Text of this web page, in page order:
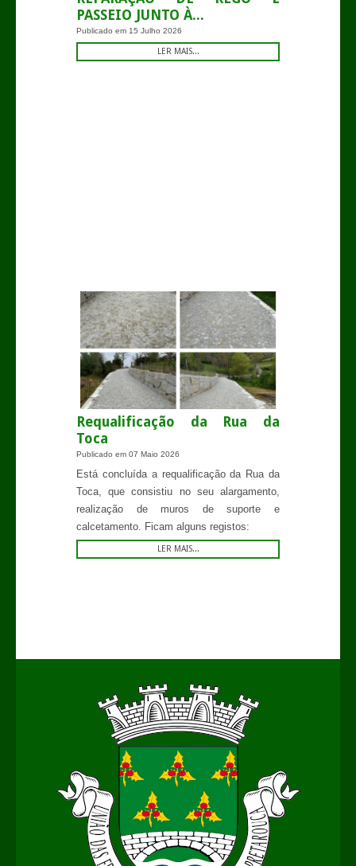
PASSEIO JUNTO À...
Publicado em 15 Julho 2026
LER MAIS...
Requalificação da Rua da
Toca
Publicado em 07 Maio 2026
Está concluída a requalificação da Rua da
Toca, que consistiu no seu alargamento,
realização de muros de suporte e
calcetamento. Ficam alguns registos:
LER MAIS...